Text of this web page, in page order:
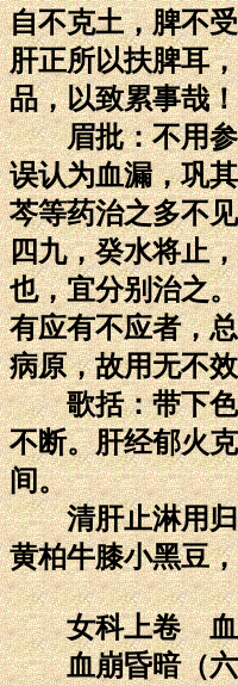
自不克土，脾不
肝正所以扶脾耳
品，以致累事哉！
眉批：不用参
误认为血漏，巩
芩等药治之多不
四九，癸水将止
也，宜分别治之
有应有不应者，
病原，故用无不
歌括：带下色
不断。肝经郁火
间。
清肝止淋用归
黄柏牛膝小黑豆
女科上卷 血
血崩昏暗（六